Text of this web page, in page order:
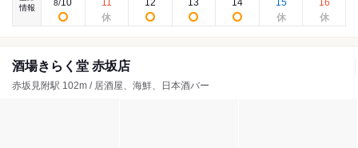
情報
8/10 11 12 13 14 15 16
酒場きらく堂 赤坂店
赤坂見附駅 102m / 居酒屋、海鮮、日本酒バー